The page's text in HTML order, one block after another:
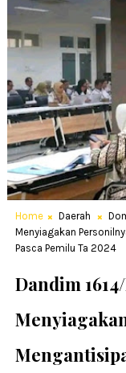
Home Daerah
Menyiagakan
Pasca Pemilu Ta 2024
Dandim